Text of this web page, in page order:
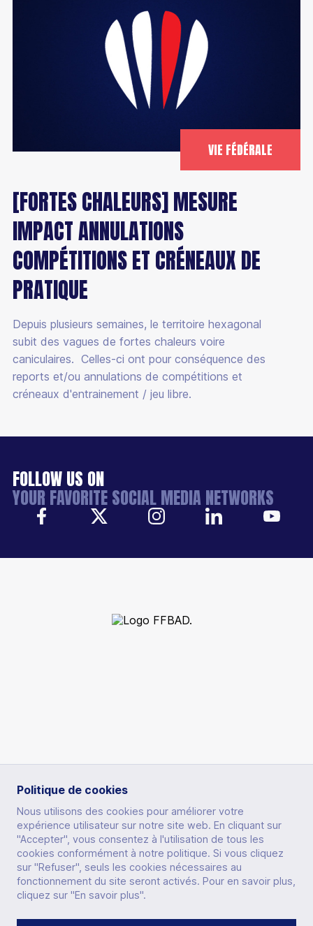
Politique de cookies
Nous utilisons des cookies pour améliorer votre
expérience utilisateur sur notre site web. En cliquant sur
"Accepter", vous consentez à l'utilisation de tous les
cookies conformément à notre politique. Si vous cliquez
sur "Refuser", seuls les cookies nécessaires au
fonctionnement du site seront activés. Pour en savoir plus,
cliquez sur "En savoir plus".
VIE FÉDÉRALE
[FORTES CHALEURS] MESURE
IMPACT ANNULATIONS
COMPÉTITIONS ET CRÉNEAUX DE
PRATIQUE
Depuis plusieurs semaines, le territoire hexagonal
subit des vagues de fortes chaleurs voire
caniculaires. Celles-ci ont pour conséquence des
reports et/ou annulations de compétitions et
créneaux d'entrainement / jeu libre.
FOLLOW US ON
YOUR FAVORITE SOCIAL MEDIA NETWORKS
SECTIONS
OTHERS